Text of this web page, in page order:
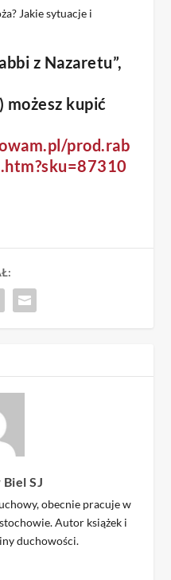
Jakie sytuacje i
z Nazaretu”,
możesz kupić
prod.rab
Biel SJ
obecnie pracuje w
Autor książek i
duchowości.